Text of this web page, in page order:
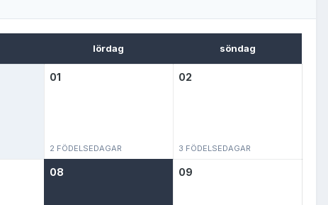
lördag söndag
01
2 FÖDELSEDAGAR
02
3 FÖDELSEDAGAR
08 09